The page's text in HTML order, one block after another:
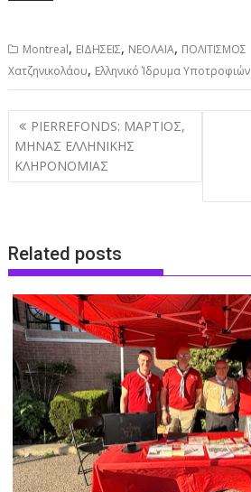
Montreal, ΕΙΔΗΣΕΙΣ, ΝΕΟΛΑΙΑ, ΠΟΛΙΤΙΣΜΟΣ
Χατζηνικολάου, Ελληνικό Ίδρυμα Υποτροφιών
Post
navigation
PIERREFONDS: ΜΑΡΤΙΟΣ,
ΜΗΝΑΣ ΕΛΛΗΝΙΚΗΣ
ΚΛΗΡΟΝΟΜΙΑΣ
Related posts